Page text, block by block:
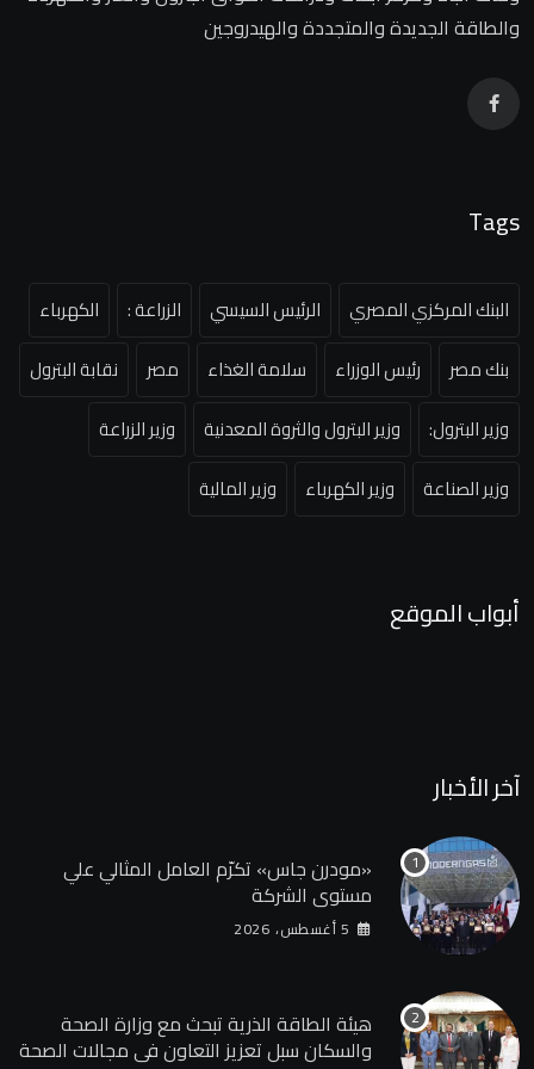
والطاقة الجديدة والمتجددة والهيدروجين
Tags
البنك المركزي المصري الرئيس السيسي الزراعة :
الكهرباء
بنك مصر
رئيس الوزراء سلامة الغذاء مصر
نقابة البترول
وزير البترول:
وزير البترول والثروة المعدنية
وزير الزراعة
وزير الصناعة
وزير الكهرباء وزير المالية
أبواب الموقع
آخر الأخبار
«مودرن جاس» تكرّم العامل المثالي علي
مستوي الشركة
5 أغسطس، 2026
هيئة الطاقة الذرية تبحث مع وزارة الصحة
والسكان سبل تعزيز التعاون في مجالات الصحة